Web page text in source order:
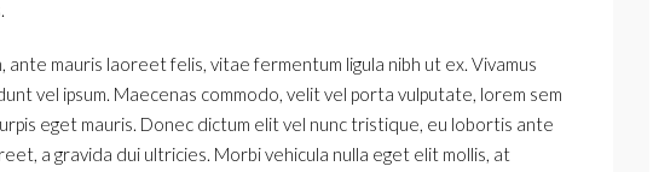
ante mauris laoreet felis, vitae fermentum ligula nibh ut ex. Vivamus
vel ipsum. Maecenas commodo, velit vel porta vulputate, lorem sem
eget mauris. Donec dictum elit vel nunc tristique, eu lobortis ante
a gravida dui ultricies. Morbi vehicula nulla eget elit mollis, at